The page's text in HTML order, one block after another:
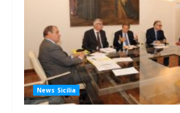
News Sicilia